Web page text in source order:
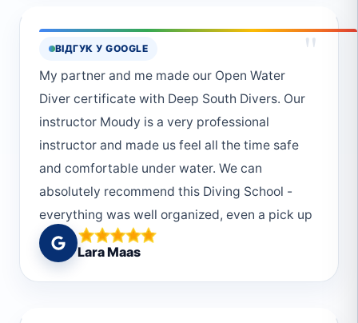
ВІДГУК У GOOGLE "
My partner and me made our Open Water
Diver certificate with Deep South Divers. Our
instructor Moudy is a very professional
instructor and made us feel all the time safe
and comfortable under water. We can
absolutely recommend this Diving School -
everything was well organized, even a pick up
from the hotel was possible. We would choose
Deep South Divers every single time again!
And thanks to the really helpful and friendly
Lara Maas